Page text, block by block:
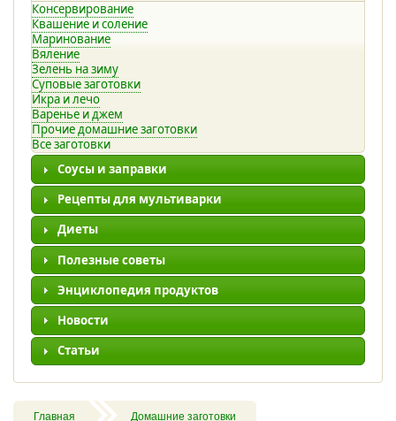
Консервирование
Квашение и соление
Маринование
Вяление
Зелень на зиму
Суповые заготовки
Икра и лечо
Варенье и джем
Прочие домашние заготовки
Все заготовки
Соусы и заправки
Рецепты для мультиварки
Диеты
Полезные советы
Энциклопедия продуктов
Новости
Статьи
Главная Домашние заготовки